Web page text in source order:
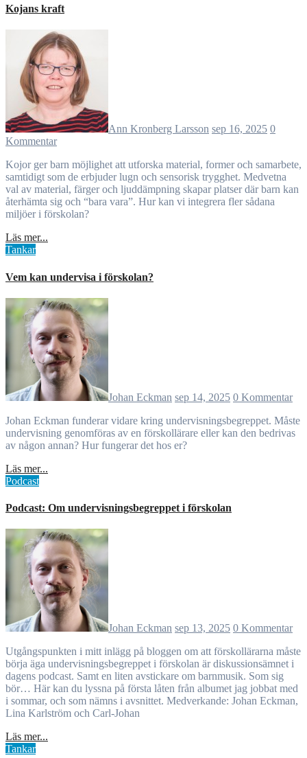
Kojans kraft
Ann Kronberg Larsson sep 16, 2025 0
Kommentar
Kojor ger barn möjlighet att utforska material, former och samarbete,
samtidigt som de erbjuder lugn och sensorisk trygghet. Medvetna
val av material, färger och ljuddämpning skapar platser där barn kan
återhämta sig och “bara vara”. Hur kan vi integrera fler sådana
miljöer i förskolan?
Läs mer...
Tankar
Vem kan undervisa i förskolan?
Johan Eckman sep 14, 2025 0 Kommentar
Johan Eckman funderar vidare kring undervisningsbegreppet. Måste
undervisning genomföras av en förskollärare eller kan den bedrivas
av någon annan? Hur fungerar det hos er?
Läs mer...
Podcast
Podcast: Om undervisningsbegreppet i förskolan
Johan Eckman sep 13, 2025 0 Kommentar
Utgångspunkten i mitt inlägg på bloggen om att förskollärarna måste
börja äga undervisningsbegreppet i förskolan är diskussionsämnet i
dagens podcast. Samt en liten avstickare om barnmusik. Som sig
bör… Här kan du lyssna på första låten från albumet jag jobbat med
i sommar, och som nämns i avsnittet. Medverkande: Johan Eckman,
Lina Karlström och Carl-Johan
Läs mer...
Tankar